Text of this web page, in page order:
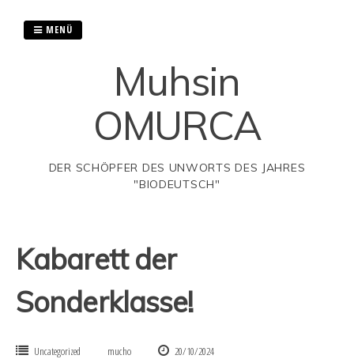
Muhsin
OMURCA
DER SCHÖPFER DES UNWORTS DES JAHRES
"BIODEUTSCH"
MENÜ
Kabarett der
Sonderklasse!
Uncategorized mucho 20/10/2024